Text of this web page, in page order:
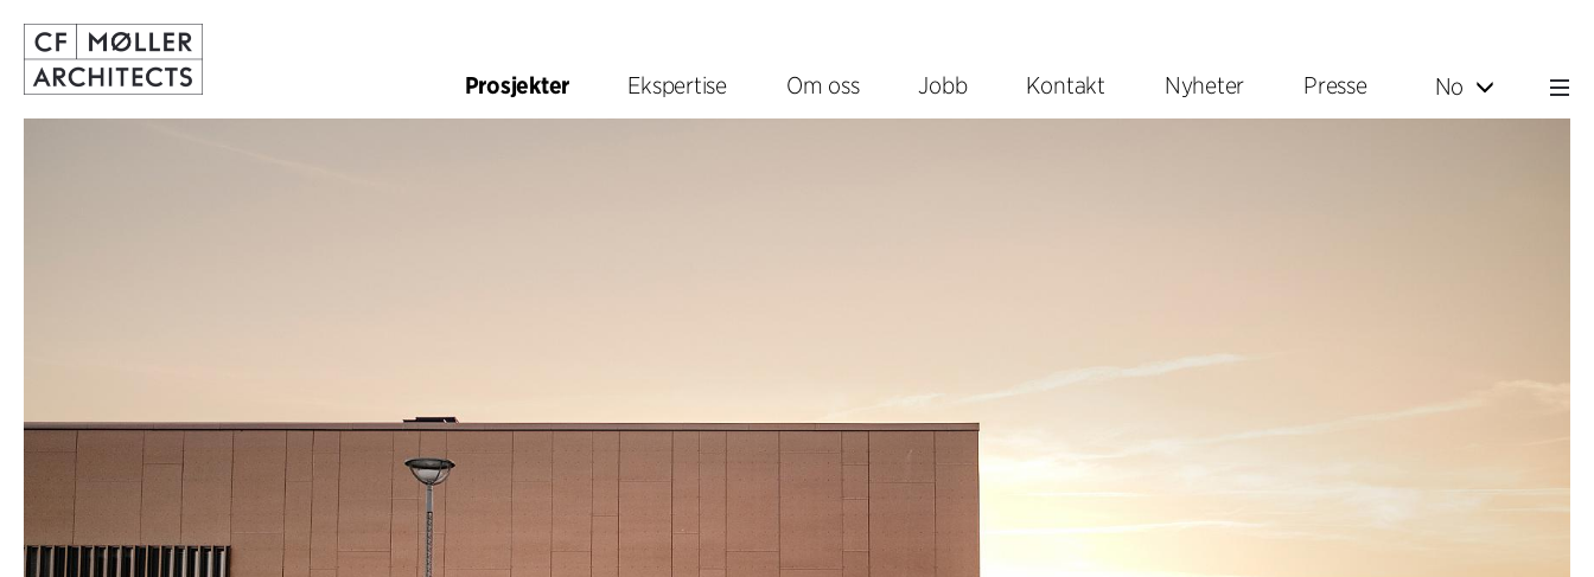
Prosjekter Ekspertise Om oss Jobb Kontakt Nyheter Presse No